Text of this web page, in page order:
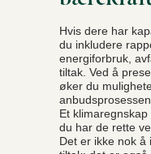
Hvis dere har
du inkludere
energiforbruk,
tiltak. Ved å
øker du
anbudsprosessen.
Et
du har de rette
Det er ikke nok